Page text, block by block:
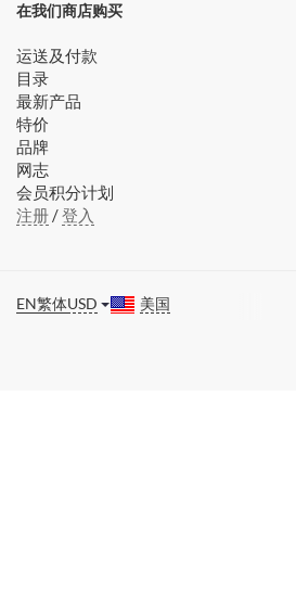
在我们商店购买
运送及付款
目录
最新产品
特价
品牌
网志
会员积分计划
注册/登入
EN繁体USD 美国